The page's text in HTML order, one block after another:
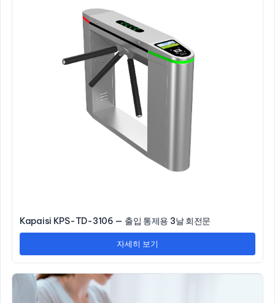
Kapaisi KPS-TD-3106 — 출입 통제용 3날 회전문
자세히 보기